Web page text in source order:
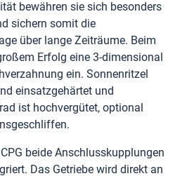
bewähren sie sich besonders
sichern somit die
über lange Zeiträume. Beim
Erfolg eine 3-dimensional
ein. Sonnenritzel
einsatzgehärtet und
ist hochvergütet, optional
beide Anschlusskupplungen
Das Getriebe wird direkt an